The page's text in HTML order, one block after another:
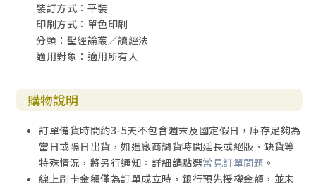
裝訂方式：平裝
印刷方式：單色印刷
分類：聖經論叢／讀經法
適用對象：適用所有人
購物說明
訂單備貨時間約3-5天不包含週末及國定假日，庫存足夠為
當日或隔日出貨，如遇廠商調貨時間延長或絕版、缺貨等
特殊情況，將另行通知。詳細請點選常見訂單問題 。
線上刷卡金額僅為訂單成立時，銀行預先授權金額，並未